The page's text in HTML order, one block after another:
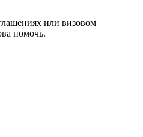
или визовом
помочь.